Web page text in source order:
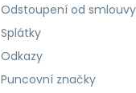
Odstoupení od smlouvy
Splátky
Odkazy
Puncovní značky